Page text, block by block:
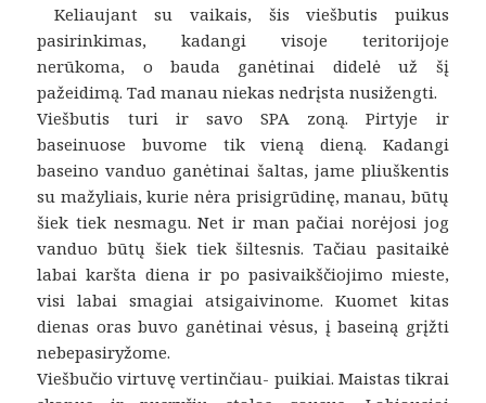
Keliaujant su vaikais, šis viešbutis puikus
pasirinkimas, kadangi visoje teritorijoje
nerūkoma, o bauda ganėtinai didelė už šį
pažeidimą. Tad manau niekas nedrįsta nusižengti.
Viešbutis turi ir savo SPA zoną. Pirtyje ir
baseinuose buvome tik vieną dieną. Kadangi
baseino vanduo ganėtinai šaltas, jame pliuškentis
su mažyliais, kurie nėra prisigrūdinę, manau, būtų
šiek tiek nesmagu. Net ir man pačiai norėjosi jog
vanduo būtų šiek tiek šiltesnis. Tačiau pasitaikė
labai karšta diena ir po pasivaikščiojimo mieste,
visi labai smagiai atsigaivinome. Kuomet kitas
dienas oras buvo ganėtinai vėsus, į baseiną grįžti
nebepasiryžome.
Viešbučio virtuvę vertinčiau- puikiai. Maistas tikrai